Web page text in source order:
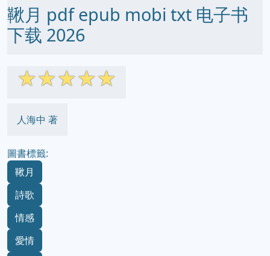
鞦月 pdf epub mobi txt 电子书
下载 2026
☆☆☆☆☆
人海中 著
圖書標籤:
鞦月
詩歌
情感
愛情